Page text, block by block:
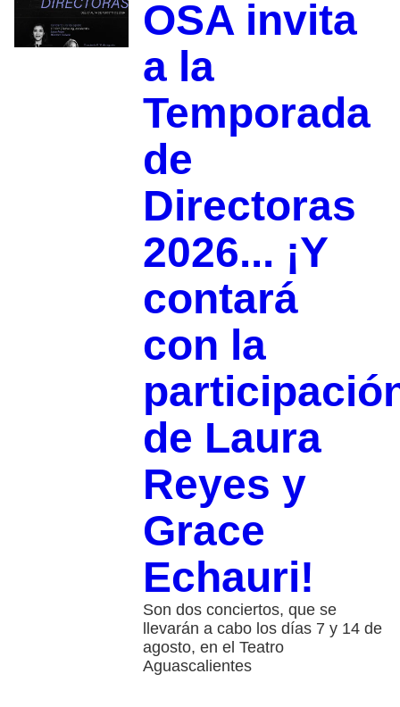
OSA invita
a la
Temporada
de
Directoras
2026... ¡Y
contará
con la
de Laura
Reyes y
Grace
Echauri!
Son dos conciertos, que se
llevarán a cabo los días 7 y 14 de
agosto, en el Teatro
Aguascalientes